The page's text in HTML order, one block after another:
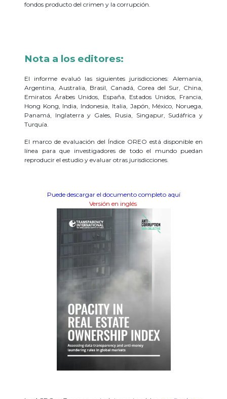
fondos producto del crimen y la corrupción.
Nota a los editores:
El informe evaluó las siguientes jurisdicciones: Alemania,
Argentina, Australia, Brasil, Canadá, Corea del Sur, China,
Emiratos Árabes Unidos, España, Estados Unidos, Francia,
Hong Kong, India, Indonesia, Italia, Japón, México, Noruega,
Panamá, Inglaterra y Gales, Rusia, Singapur, Sudáfrica y
Turquía.
El marco de evaluación del Índice OREO está disponible en
línea para que investigadores de todo el mundo puedan
reproducir el estudio y evaluar otras jurisdicciones.
Puede descargar el documento completo aquí
Versión en inglés